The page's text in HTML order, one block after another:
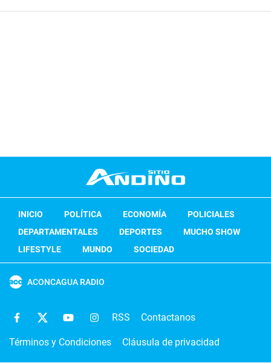
INICIO POLÍTICA ECONOMÍA
POLICIALES
DEPARTAMENTALES
DEPORTES
MUCHO SHOW
LIFESTYLE
MUNDO SOCIEDAD
ACONCAGUA RADIO
RSS Contactanos
Términos y Condiciones Cláusula de privacidad